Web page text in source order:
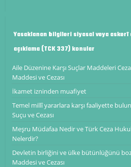
Yasaklanan bilgileri siyasal veya askerî
açıklama (TCK 337) konular
Aile Düzenine Karşı Suçlar Maddeleri
Maddesi ve Cezası
İkamet izninden muafiyet
Temel millî yararlara karşı faaliyette
Suçu ve Cezası
Meşru Müdafaa Nedir ve Türk Ceza
Nelerdir?
Devletin birliğini ve ülke bütünlüğünü
Maddesi ve Cezası